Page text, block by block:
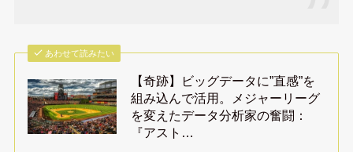
あわせて読みたい
【奇跡】ビッグデータに”直感”を
組み込んで活用。メジャーリーグ
を変えたデータ分析家の奮闘：
『アスト…